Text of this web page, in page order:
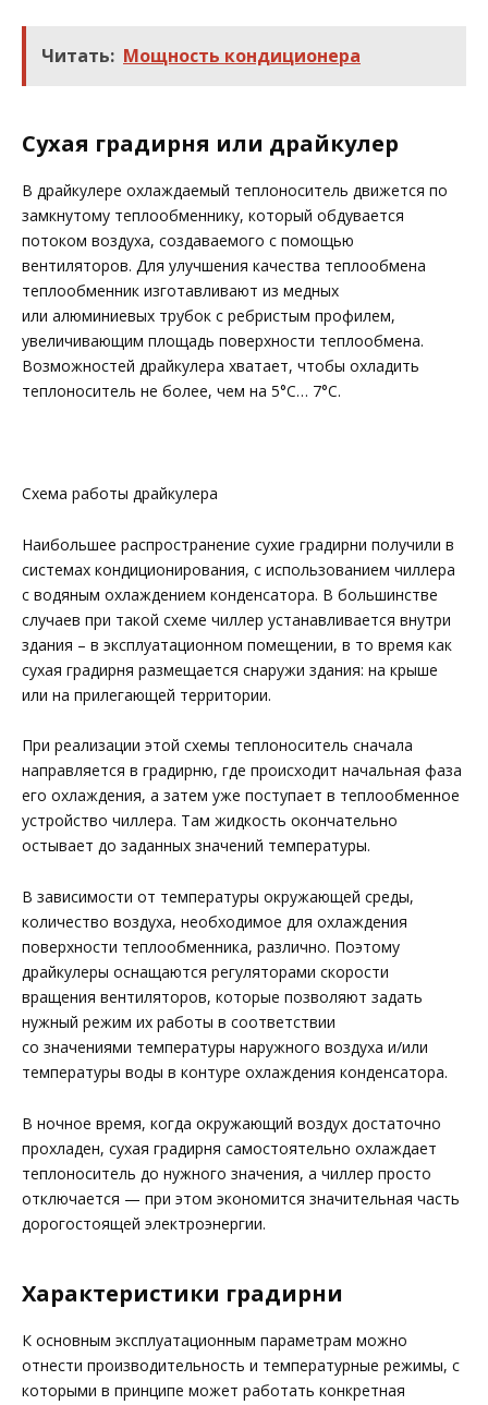
Читать: Мощность кондиционера
Сухая градирня или драйкулер
В драйкулере охлаждаемый теплоноситель движется по
замкнутому теплообменнику, который обдувается
потоком воздуха, создаваемого с помощью
вентиляторов. Для улучшения качества теплообмена
теплообменник изготавливают из медных
или алюминиевых трубок с ребристым профилем,
увеличивающим площадь поверхности теплообмена.
Возможностей драйкулера хватает, чтобы охладить
теплоноситель не более, чем на 5°С… 7°С.
Схема работы драйкулера
Наибольшее распространение сухие градирни получили в
системах кондиционирования, с использованием чиллера
с водяным охлаждением конденсатора. В большинстве
случаев при такой схеме чиллер устанавливается внутри
здания – в эксплуатационном помещении, в то время как
сухая градирня размещается снаружи здания: на крыше
или на прилегающей территории.
При реализации этой схемы теплоноситель сначала
направляется в градирню, где происходит начальная фаза
его охлаждения, а затем уже поступает в теплообменное
устройство чиллера. Там жидкость окончательно
остывает до заданных значений температуры.
В зависимости от температуры окружающей среды,
количество воздуха, необходимое для охлаждения
поверхности теплообменника, различно. Поэтому
драйкулеры оснащаются регуляторами скорости
вращения вентиляторов, которые позволяют задать
нужный режим их работы в соответствии
со значениями температуры наружного воздуха и/или
температуры воды в контуре охлаждения конденсатора.
В ночное время, когда окружающий воздух достаточно
прохладен, сухая градирня самостоятельно охлаждает
теплоноситель до нужного значения, а чиллер просто
отключается — при этом экономится значительная часть
дорогостоящей электроэнергии.
Характеристики градирни
К основным эксплуатационным параметрам можно
отнести производительность и температурные режимы, с
которыми в принципе может работать конкретная